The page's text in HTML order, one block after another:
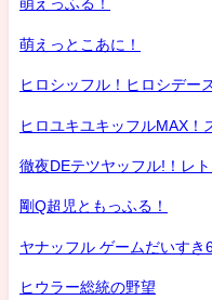
萌えっふる！
萌えっとこあに！
ヒロシッフル！ヒロシデー
ヒロユキユキッフルMAX！
徹夜DEテツヤッフル!！レト
剛Q超児ともっふる！
ヤナッフル ゲームだいすき
ヒウラー総統の野望